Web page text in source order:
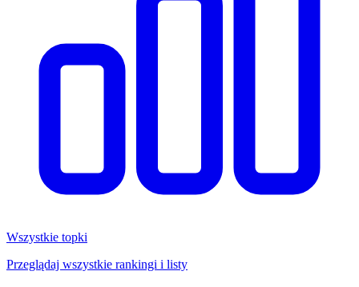
Wszystkie topki
Przeglądaj wszystkie rankingi i listy